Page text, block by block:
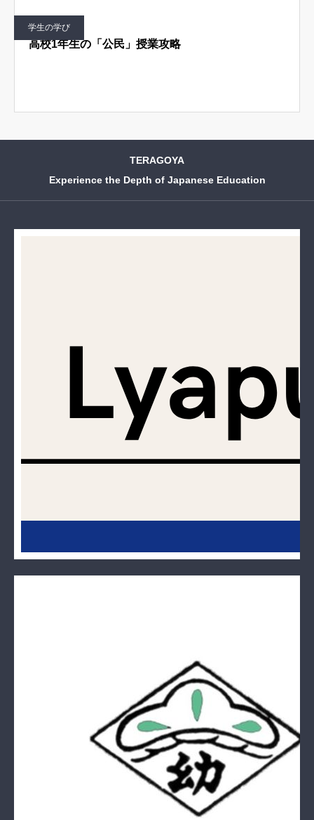
学生の学び
高校1年生の「公民」授業攻略
TERAGOYA
Experience the Depth of Japanese Education